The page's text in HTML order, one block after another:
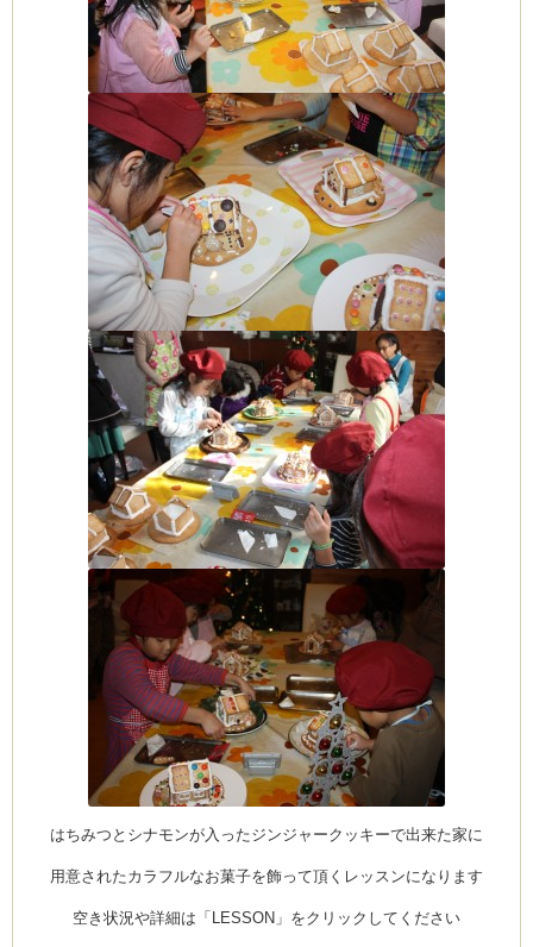
室・テイクアウト Clémentine (produced
by CEDO)
ーヌ
はちみつとシナモンが入ったジンジャークッキーで出来た家に
用意されたカラフルなお菓子を飾って頂くレッスンになります
空き状況や詳細は「LESSON」をクリックしてください